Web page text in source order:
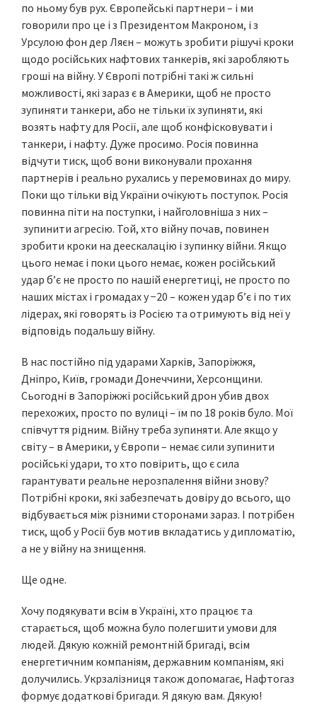
по ньому був рух. Європейські партнери – і ми
говорили про це і з Президентом Макроном, і з
Урсулою фон дер Ляєн – можуть зробити рішучі кроки
щодо російських нафтових танкерів, які заробляють
гроші на війну. У Європі потрібні такі ж сильні
можливості, які зараз є в Америки, щоб не просто
зупиняти танкери, або не тільки їх зупиняти, які
возять нафту для Росії, але щоб конфісковувати і
танкери, і нафту. Дуже просимо. Росія повинна
відчути тиск, щоб вони виконували прохання
партнерів і реально рухались у перемовинах до миру.
Поки що тільки від України очікують поступок. Росія
повинна піти на поступки, і найголовніша з них –
зупинити агресію. Той, хто війну почав, повинен
зробити кроки на деескалацію і зупинку війни. Якщо
цього немає і поки цього немає, кожен російський
удар б’є не просто по нашій енергетиці, не просто по
наших містах і громадах у −20 – кожен удар б’є і по тих
лідерах, які говорять із Росією та отримують від неї у
відповідь подальшу війну.
В нас постійно під ударами Харків, Запоріжжя,
Дніпро, Київ, громади Донеччини, Херсонщини.
Сьогодні в Запоріжжі російський дрон убив двох
перехожих, просто по вулиці – їм по 18 років було. Мої
співчуття рідним. Війну треба зупиняти. Але якщо у
світу – в Америки, у Європи – немає сили зупинити
російські удари, то хто повірить, що є сила
гарантувати реальне нерозпалення війни знову?
Потрібні кроки, які забезпечать довіру до всього, що
відбувається між різними сторонами зараз. І потрібен
тиск, щоб у Росії був мотив вкладатись у дипломатію,
а не у війну на знищення.
Ще одне.
Хочу подякувати всім в Україні, хто працює та
старається, щоб можна було полегшити умови для
людей. Дякую кожній ремонтній бригаді, всім
енергетичним компаніям, державним компаніям, які
долучились. Укрзалізниця також допомагає, Нафтогаз
формує додаткові бригади. Я дякую вам. Дякую!